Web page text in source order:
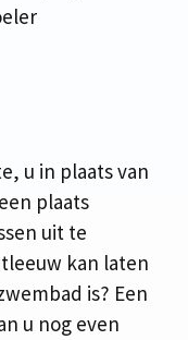
u in plaats van
plaats
uit te
kan laten
is? Een
u nog even